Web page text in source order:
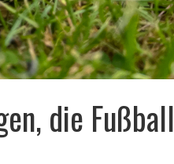
die Fußball